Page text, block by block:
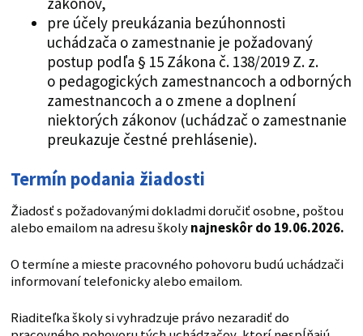
pre účely preukázania bezúhonnosti
uchádzača o zamestnanie je požadovaný
postup podľa § 15 Zákona č. 138/2019 Z. z.
o pedagogických zamestnancoch a odborných
zamestnancoch a o zmene a doplnení
niektorých zákonov (uchádzač o zamestnanie
preukazuje čestné prehlásenie).
Termín podania žiadosti
Žiadosť s požadovanými dokladmi doručiť osobne, poštou
alebo emailom na adresu školynajneskôr do 19.06.2026.
O termíne a mieste pracovného pohovoru budú uchádzači
informovaní telefonicky alebo emailom.
Riaditeľka školy si vyhradzuje právo nezaradiť do